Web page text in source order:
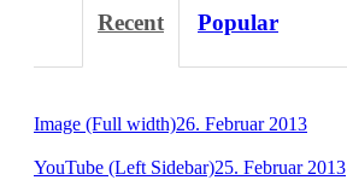
Recent Popular
Image (Full width)26. Februar 2013
YouTube (Left Sidebar)25. Februar 2013